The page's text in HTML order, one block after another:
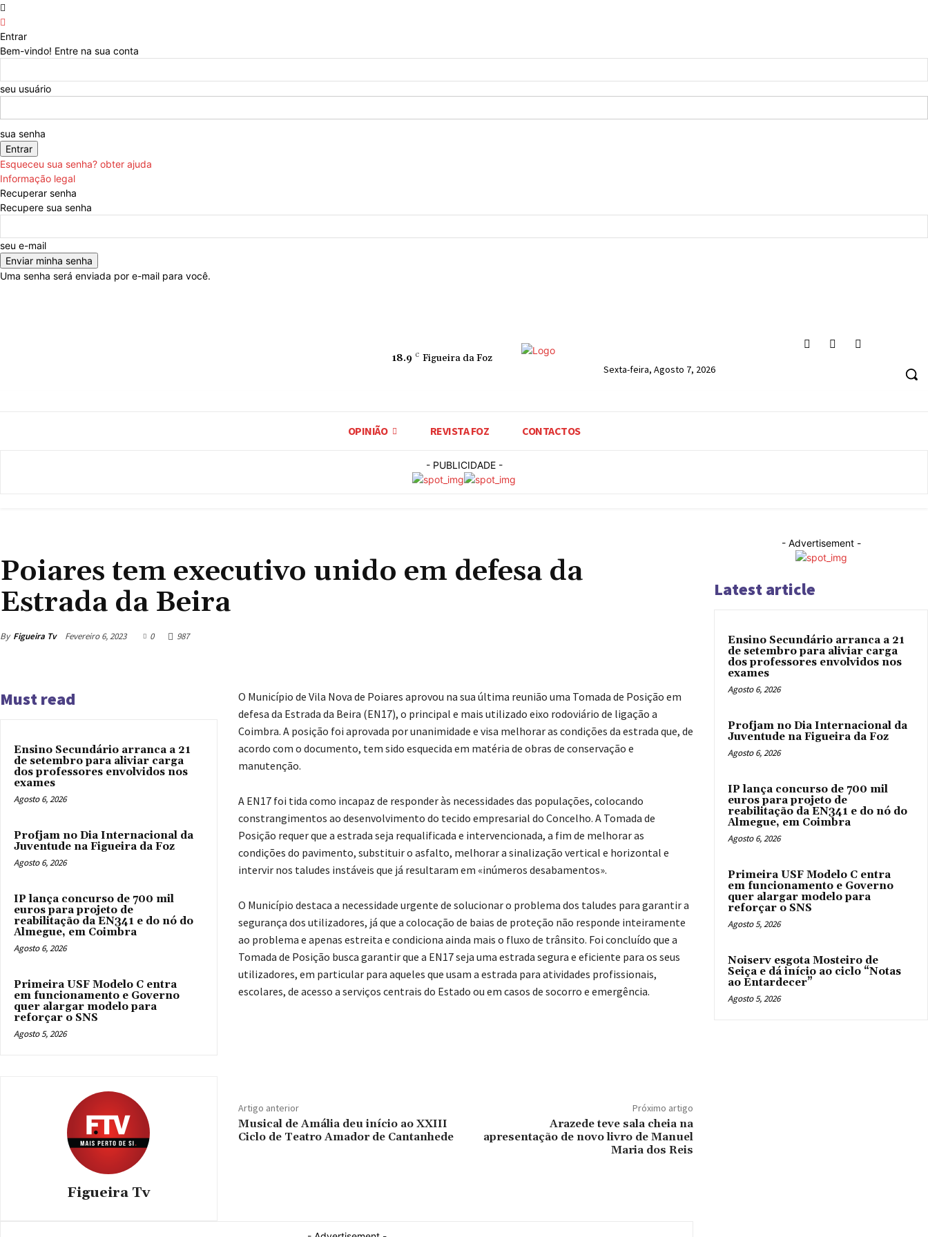
Entrar
Bem-vindo! Entre na sua conta
seu usuário
sua senha
Esqueceu sua senha? obter ajuda
Informação legal
Recuperar senha
Recupere sua senha
seu e-mail
Uma senha será enviada por e-mail para você.
18.9 C Figueira da Foz
Sexta-feira, Agosto 7, 2026
OPINIÃO REVISTA FOZ CONTACTOS
- PUBLICIDADE -
Poiares tem executivo unido em defesa da
Estrada da Beira
By Figueira Tv Fevereiro 6, 2023 0 987
Must read
Ensino Secundário arranca a 21
de setembro para aliviar carga
dos professores envolvidos nos
exames
Agosto 6, 2026
Profjam no Dia Internacional da
Juventude na Figueira da Foz
Agosto 6, 2026
IP lança concurso de 700 mil
euros para projeto de
reabilitação da EN341 e do nó do
Almegue, em Coimbra
Agosto 6, 2026
Primeira USF Modelo C entra
em funcionamento e Governo
quer alargar modelo para
reforçar o SNS
Agosto 5, 2026
Figueira Tv
O Município de Vila Nova de Poiares aprovou na sua última reunião uma Tomada de Posição em
defesa da Estrada da Beira (EN17), o principal e mais utilizado eixo rodoviário de ligação a
Coimbra. A posição foi aprovada por unanimidade e visa melhorar as condições da estrada que, de
acordo com o documento, tem sido esquecida em matéria de obras de conservação e
manutenção.
A EN17 foi tida como incapaz de responder às necessidades das populações, colocando
constrangimentos ao desenvolvimento do tecido empresarial do Concelho. A Tomada de
Posição requer que a estrada seja requalificada e intervencionada, a fim de melhorar as
condições do pavimento, substituir o asfalto, melhorar a sinalização vertical e horizontal e
intervir nos taludes instáveis que já resultaram em «inúmeros desabamentos».
O Município destaca a necessidade urgente de solucionar o problema dos taludes para garantir a
segurança dos utilizadores, já que a colocação de baias de proteção não responde inteiramente
ao problema e apenas estreita e condiciona ainda mais o fluxo de trânsito. Foi concluído que a
Tomada de Posição busca garantir que a EN17 seja uma estrada segura e eficiente para os seus
utilizadores, em particular para aqueles que usam a estrada para atividades profissionais,
escolares, de acesso a serviços centrais do Estado ou em casos de socorro e emergência.
Artigo anterior
Musical de Amália deu início ao XXIII
Ciclo de Teatro Amador de Cantanhede
Próximo artigo
Arazede teve sala cheia na
apresentação de novo livro de Manuel
Maria dos Reis
- Advertisement -
Latest article
Ensino Secundário arranca a 21
de setembro para aliviar carga
dos professores envolvidos nos
exames
Agosto 6, 2026
Profjam no Dia Internacional da
Juventude na Figueira da Foz
Agosto 6, 2026
IP lança concurso de 700 mil
euros para projeto de
reabilitação da EN341 e do nó do
Almegue, em Coimbra
Agosto 6, 2026
Primeira USF Modelo C entra
em funcionamento e Governo
quer alargar modelo para
reforçar o SNS
Agosto 5, 2026
Noiserv esgota Mosteiro de
Seiça e dá início ao ciclo “Notas
ao Entardecer”
Agosto 5, 2026